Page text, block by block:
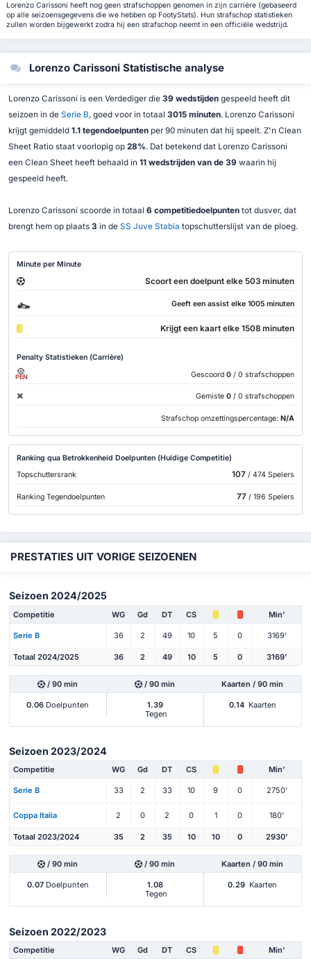
Lorenzo Carissoni heeft nog geen strafschoppen genomen in zijn carrière (gebaseerd
op alle seizoensgegevens die we hebben op FootyStats). Hun strafschop statistieken
zullen worden bijgewerkt zodra hij een strafschop neemt in een officiële wedstrijd.
Lorenzo Carissoni Statistische analyse
Lorenzo Carissoni is een Verdediger die 39 wedstijdengespeeld heeft dit
seizoen in de Serie B, goed voor in totaal 3015 minuten. Lorenzo Carissoni
krijgt gemiddeld 1.1 tegendoelpuntenper 90 minuten dat hij speelt. Z'n Clean
Sheet Ratio staat voorlopig op 28%. Dat betekend dat Lorenzo Carissoni
een Clean Sheet heeft behaald in 11 wedstrijden van de 39 waarin hij
gespeeld heeft.
Lorenzo Carissoni scoorde in totaal 6 competitiedoelpuntentot dusver, dat
brengt hem op plaats 3 in de SS Juve Stabia topschutterslijst van de ploeg.
Minute per Minute
Scoort een doelpunt elke 503 minuten
Geeft een assist elke 1005 minuten
Krijgt een kaart elke 1508 minuten
Penalty Statistieken (Carrière)
PEN Gescoord 0 / 0 strafschoppen
Gemiste 0 / 0 strafschoppen
Strafschop omzettingspercentage: N/A
Ranking qua Betrokkenheid Doelpunten (Huidige Competitie)
Topschuttersrank
107/ 474 Spelers
Ranking Tegendoelpunten 77/ 196 Spelers
PRESTATIES UIT VORIGE SEIZOENEN
Seizoen 2024/2025
Competitie WG Gd DT CS Min'
Serie B 36 2 49 10 5 0 3169'
Totaal 2024/2025 36 2 49 10 5 0 3169'
/ 90 min / 90 min Kaarten / 90 min
0.06 Doelpunten
1.39
Tegen
0.14 Kaarten
Seizoen 2023/2024
Competitie WG Gd DT CS Min'
Serie B 33 2 33 10 9 0 2750'
Coppa Italia 2 0 2 0 1 0 180'
Totaal 2023/2024 35 2 35 10 10 0 2930'
/ 90 min / 90 min Kaarten / 90 min
0.07Doelpunten
1.08
Tegen
0.29 Kaarten
Seizoen 2022/2023
Competitie WG Gd DT CS Min'